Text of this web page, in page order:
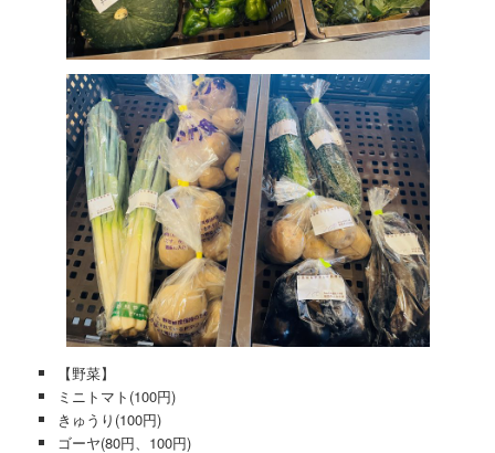
【野菜】
ミニトマト(100円)
きゅうり(100円)
ゴーヤ(80円、100円)